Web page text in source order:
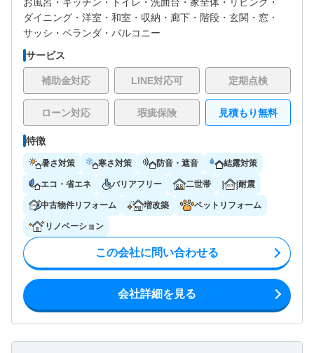
ダイニング・ 洋室・ 和室・ 収納・ 廊下・ 階段・ 玄関・ 窓・
サッシ・ ベランダ・バルコニー
サービス
補助金対応 LINE対応可 定期点検
ローン対応 瑕疵保険 見積もり無料
特徴
暑さ対策 寒さ対策 防音・遮音 結露対策
エコ・省エネ バリアフリー 二世帯 耐震
中古物件リフォーム 増改築 ペットリフォーム
リノベーション
この会社に問い合わせる
会社詳細を見る